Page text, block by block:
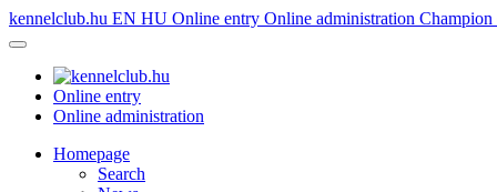
kennelclub.hu EN HU Online entry Online administration Champion
Online entry
Online administration
Homepage
Search